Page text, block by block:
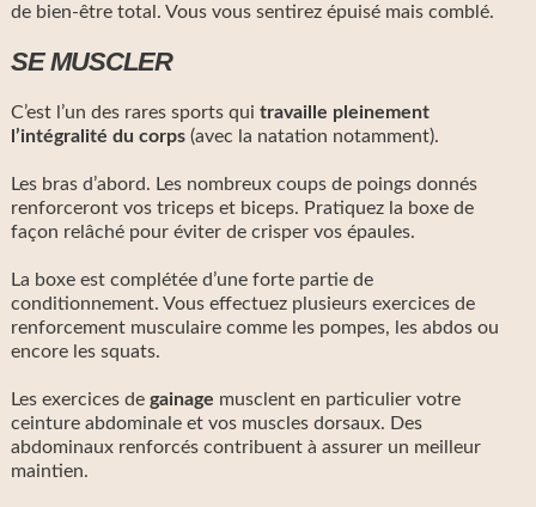
de bien-être total. Vous vous sentirez épuisé mais comblé.
SE MUSCLER
C’est l’un des rares sports qui travaille pleinement
l’intégralité du corps(avec la natation notamment).
Les bras d’abord. Les nombreux coups de poings donnés
renforceront vos triceps et biceps. Pratiquez la boxe de
façon relâché pour éviter de crisper vos épaules.
La boxe est complétée d’une forte partie de
conditionnement. Vous effectuez plusieurs exercices de
renforcement musculaire comme les pompes, les abdos ou
encore les squats.
Les exercices de gainage musclent en particulier votre
ceinture abdominale et vos muscles dorsaux. Des
abdominaux renforcés contribuent à assurer un meilleur
maintien.